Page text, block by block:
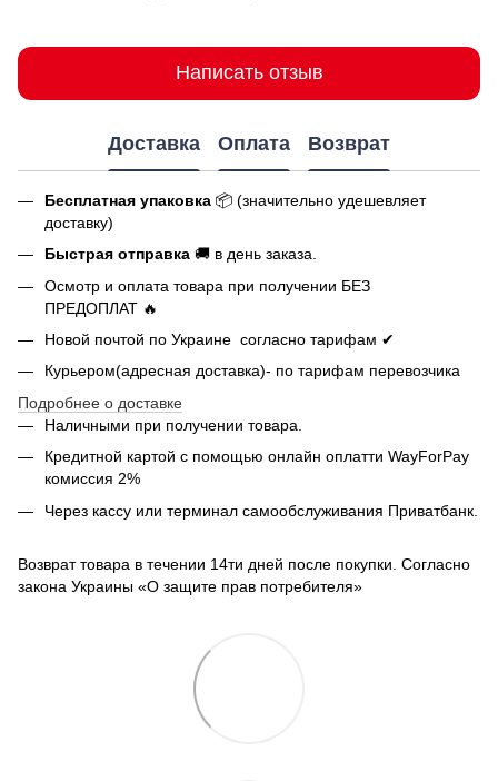
Написать отзыв
Доставка Оплата Возврат
Бесплатная упаковка 📦 (значительно удешевляет
доставку)
Быстрая отправка 🚚 в день заказа.
Осмотр и оплата товара при получении БЕЗ
ПРЕДОПЛАТ 🔥
Новой почтой по Украине согласно тарифам ✔
Курьером(адресная доставка)- по тарифам перевозчика
Подробнее о доставке
Наличными при получении товара.
Кредитной картой с помощью онлайн оплатти WayForPay
комиссия 2%
Через кассу или терминал самообслуживания Приватбанк.
Возврат товара в течении 14ти дней после покупки. Согласно
закона Украины «О защите прав потребителя»